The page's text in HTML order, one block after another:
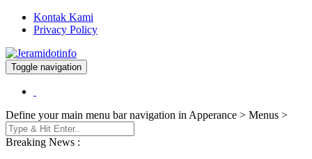
Kontak Kami
Privacy Policy
Jeramidotinfo
Berita dan Informasi Terkini
Toggle navigation
Define your main menu bar navigation in Apperance > Menus >
Breaking News :